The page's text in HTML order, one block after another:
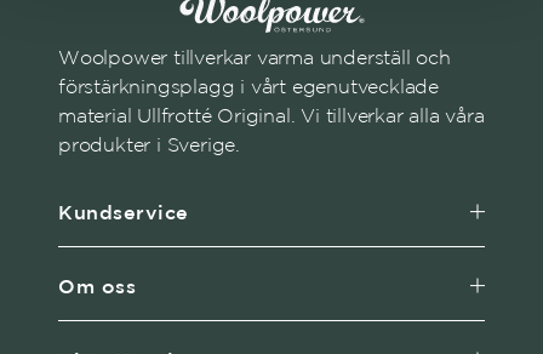
Woolpower tillverkar varma underställ och
förstärkningsplagg i vårt egenutvecklade
material Ullfrotté Original. Vi tillverkar alla våra
produkter i Sverige.
Kundservice
Om oss